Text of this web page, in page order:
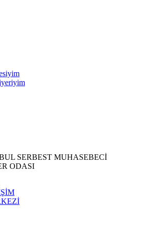
SERBEST MUHASEBECİ
ODASI